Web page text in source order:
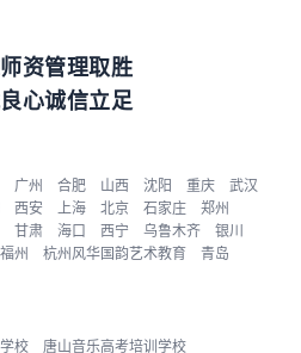
资管理取胜
心诚信立足
广州 合肥 山西 沈阳 重庆
武汉
西安 上海 北京 石家庄
郑州
甘肃 海口 西宁 乌鲁木齐
银川
福州 杭州风华国韵艺术教育
青岛
校
唐山音乐高考培训学校